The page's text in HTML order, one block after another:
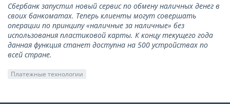
Сбербанк запустил новый сервис по обмену наличных денег в
своих банкоматах. Теперь клиенты могут совершать
операции по принципу «наличные за наличные» без
использования пластиковой карты. К концу текущего года
данная функция станет доступна на 500 устройствах по
всей стране.
Платежные технологии